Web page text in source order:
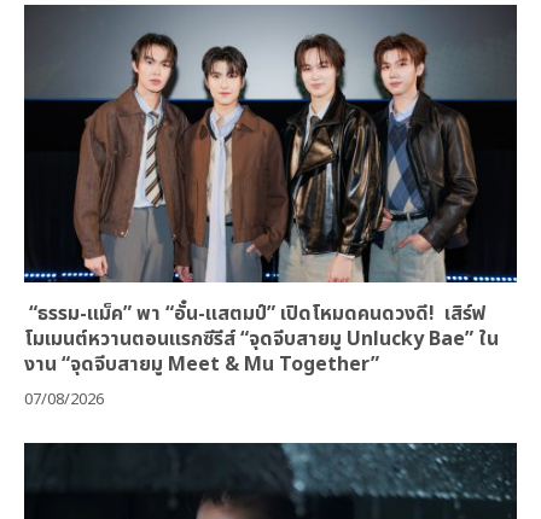
“ธรรม-แม็ค” พา “อั๋น-แสตมป์” เปิดโหมดคนดวงดี! เสิร์ฟ
โมเมนต์หวานตอนแรกซีรีส์ “จุดจีบสายมู Unlucky Bae” ใน
งาน “จุดจีบสายมู Meet & Mu Together”
07/08/2026